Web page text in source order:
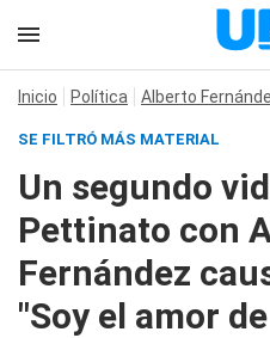
Inicio Política Alberto
SE FILTRÓ MÁS MATERIAL
Un segundo
Pettinato con
Fernández
"Soy el amor